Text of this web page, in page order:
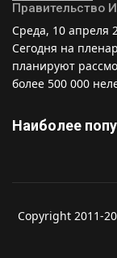
Правительство
Среда, 10 апреля
Сегодня на
планируют
более 500 000
Наиболее
Copyright 2011-